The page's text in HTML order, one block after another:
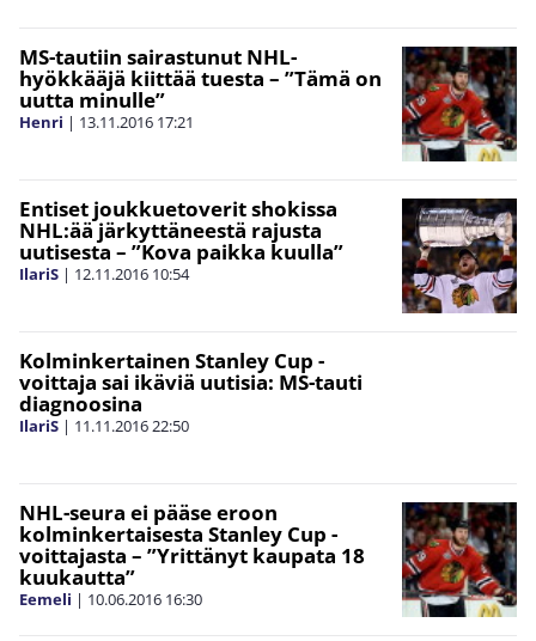
MS-tautiin sairastunut NHL-
hyökkääjä kiittää tuesta – ”Tämä on
uutta minulle”
Henri | 13.11.2016 17:21
Entiset joukkuetoverit shokissa
NHL:ää järkyttäneestä rajusta
uutisesta – ”Kova paikka kuulla”
IlariS | 12.11.2016 10:54
Kolminkertainen Stanley Cup -
voittaja sai ikäviä uutisia: MS-tauti
diagnoosina
IlariS | 11.11.201622:50
NHL-seura ei pääse eroon
kolminkertaisesta Stanley Cup -
voittajasta – ”Yrittänyt kaupata 18
kuukautta”
Eemeli | 10.06.2016 16:30